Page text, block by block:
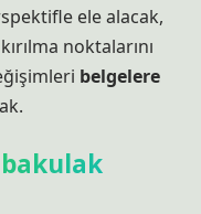
ele alacak,
noktalarını
belgelere